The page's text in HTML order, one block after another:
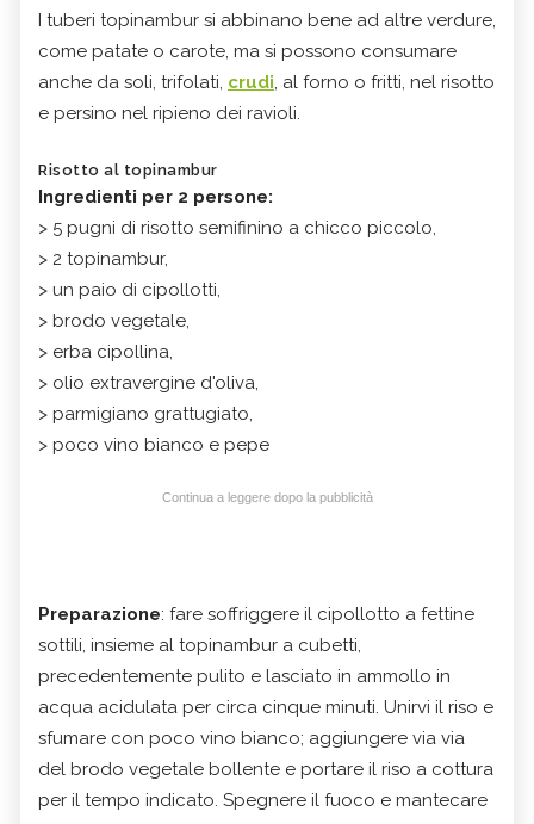
I tuberi topinambur si abbinano bene ad altre verdure,
come patate o carote, ma si possono consumare
anche da soli, trifolati, crudi, al forno o fritti, nel risotto
e persino nel ripieno dei ravioli.
Risotto al topinambur
Ingredienti per 2 persone:
> 5 pugni di risotto semifinino a chicco piccolo,
> 2 topinambur,
> un paio di cipollotti,
> brodo vegetale,
> erba cipollina,
> olio extravergine d'oliva,
> parmigiano grattugiato,
> poco vino bianco e pepe
Continua a leggere dopo la pubblicità
Preparazione: fare soffriggere il cipollotto a fettine
sottili, insieme al topinambur a cubetti,
precedentemente pulito e lasciato in ammollo in
acqua acidulata per circa cinque minuti. Unirvi il riso e
sfumare con poco vino bianco; aggiungere via via
del brodo vegetale bollente e portare il riso a cottura
per il tempo indicato. Spegnere il fuoco e mantecare